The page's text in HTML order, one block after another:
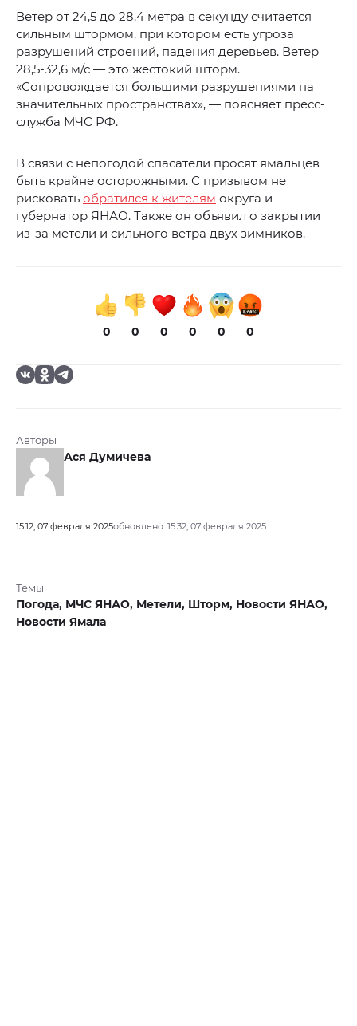
Ветер от 24,5 до 28,4 метра в секунду считается
сильным штормом, при котором есть угроза
разрушений строений, падения деревьев. Ветер
28,5-32,6 м/с — это жестокий шторм.
«Сопровождается большими разрушениями на
значительных пространствах», — поясняет пресс-
служба МЧС РФ.
В связи с непогодой спасатели ️просят ямальцев
быть крайне осторожными. С призывом не
рисковать обратился к жителям округа и
губернатор ЯНАО. Также он объявил о закрытии
из-за метели и сильного ветра двух зимников.
0 0 0 0 0 0
Авторы
Ася Думичева
15:12, 07 февраля 2025обновлено: 15:32, 07 февраля 2025
Темы
Погода, МЧС ЯНАО, Метели, Шторм, Новости ЯНАО,
Новости Ямала